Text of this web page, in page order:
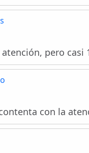
pero casi
con la